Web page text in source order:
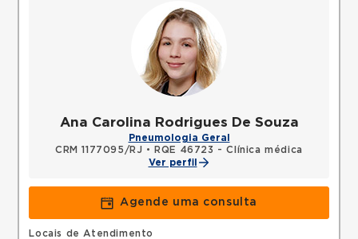
Ana Carolina Rodrigues De Souza
Pneumologia Geral
CRM 1177095/RJ •
RQE 46723 - Clínica médica
Ver perfil
Agende uma consulta
Locais de Atendimento